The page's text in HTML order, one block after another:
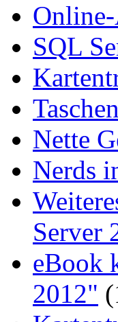
SQL
Nette
Nerds
Server
eBook
2012"